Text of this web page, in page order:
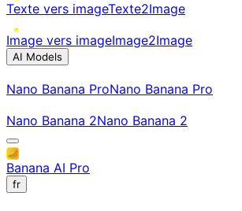
Texte vers imageTexte2Image
Image vers imageImage2Image
AI Models
Nano Banana ProNano Banana Pro
Nano Banana 2Nano Banana 2
Banana AI Pro
fr